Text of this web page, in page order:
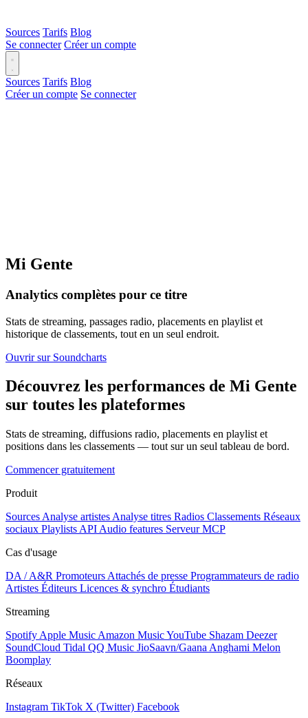
Sources Tarifs Blog
Se connecter Créer un compte
Sources Tarifs Blog
Créer un compte Se connecter
Mi Gente
Analytics complètes pour ce titre
Stats de streaming, passages radio, placements en playlist et
historique de classements, tout en un seul endroit.
Ouvrir sur Soundcharts
Découvrez les performances de Mi Gente
sur toutes les plateformes
Stats de streaming, diffusions radio, placements en playlist et
positions dans les classements — tout sur un seul tableau de bord.
Commencer gratuitement
Produit
Sources Analyse artistes Analyse titres Radios Classements Réseaux
sociaux Playlists API Audio features Serveur MCP
Cas d'usage
DA / A&R Promoteurs Attachés de presse Programmateurs de radio
Artistes Éditeurs Licences & synchro Étudiants
Streaming
Spotify Apple Music Amazon MusicYouTube Shazam Deezer
SoundCloud Tidal QQ Music JioSaavn/Gaana Anghami Melon
Boomplay
Réseaux
Instagram TikTok X (Twitter) Facebook